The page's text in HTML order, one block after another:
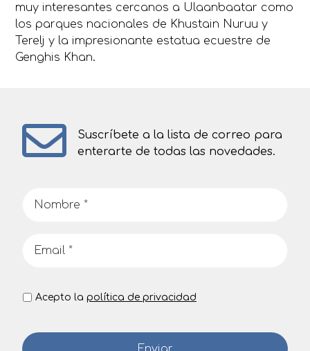
muy interesantes cercanos a Ulaanbaatar como
los parques nacionales de Khustain Nuruu y
Terelj y la impresionante estatua ecuestre de
Genghis Khan.
Suscríbete a la lista de correo para
enterarte de todas las novedades.
Acepto la política de privacidad